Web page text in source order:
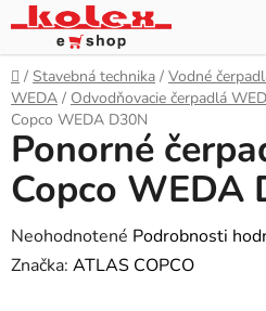
Prejsť
na
obsah
Domov
/ Stavebná technika / Vodné
WEDA / Odvodňovacie čerpadlá
Copco WEDA D30N
Ponorné
Copco WEDA
Priemerné
hodnotenie
Neohodnotené Podrobnosti
Značka: ATLAS COPCO